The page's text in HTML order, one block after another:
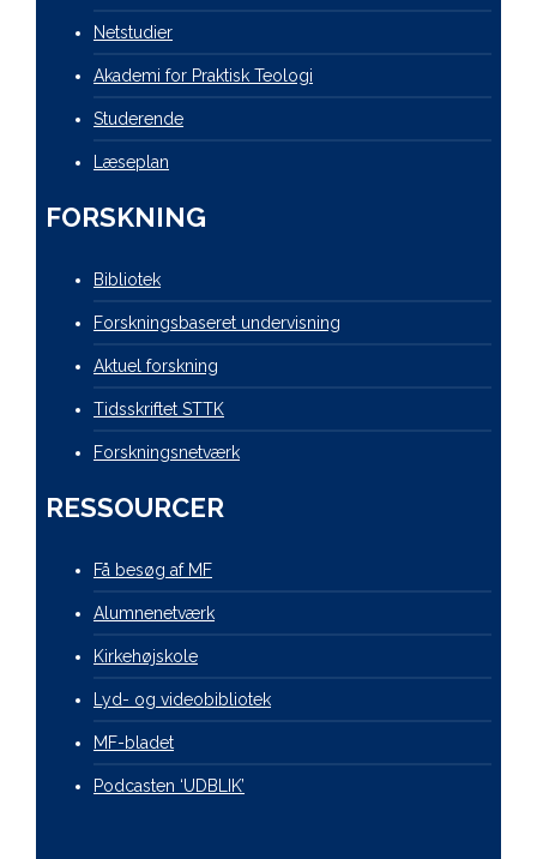
Netstudier
Akademi for Praktisk Teologi
Studerende
Læseplan
FORSKNING
Bibliotek
Forskningsbaseret undervisning
Aktuel forskning
Tidsskriftet STTK
Forskningsnetværk
RESSOURCER
Få besøg af MF
Alumnenetværk
Kirkehøjskole
Lyd- og videobibliotek
MF-bladet
Podcasten ‘UDBLIK’